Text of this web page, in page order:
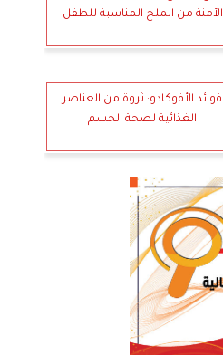
الآمنة من الملح المناسبة للطفل
فوائد الأفوكادو: ثروة من العناصر
الغذائية لصحة الجسم